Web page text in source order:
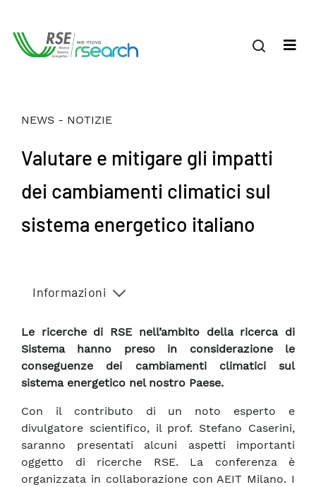
NEWS - NOTIZIE
Valutare e mitigare gli impatti
dei cambiamenti climatici sul
sistema energetico italiano
Informazioni
Le ricerche di RSE nell’ambito della ricerca di
Sistema hanno preso in considerazione le
conseguenze dei cambiamenti climatici sul
sistema energetico nel nostro Paese.
Con il contributo di un noto esperto e
divulgatore scientifico, il prof. Stefano Caserini,
saranno presentati alcuni aspetti importanti
oggetto di ricerche RSE. La conferenza è
organizzata in collaborazione con AEIT Milano. I